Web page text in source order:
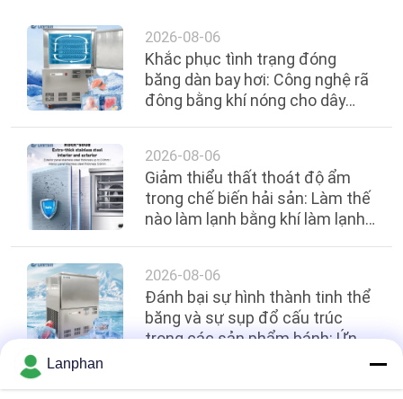
2026-08-06
Khắc phục tình trạng đóng
băng dàn bay hơi: Công nghệ rã
đông bằng khí nóng cho dây
2026-08-06
Giảm thiểu thất thoát độ ẩm
trong chế biến hải sản: Làm thế
nào làm lạnh bằng khí làm lạnh
2026-08-06
Đánh bại sự hình thành tinh thể
băng và sự sụp đổ cấu trúc
trong các sản phẩm bánh: Ứng
Lanphan